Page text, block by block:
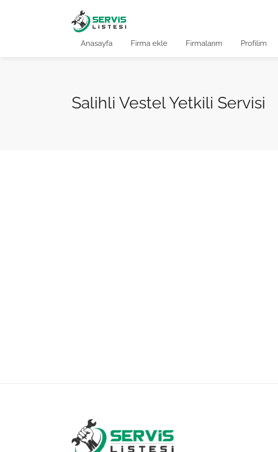
Anasayfa Firma ekle Firmalarım Profilim
Salihli Vestel Yetkili Servisi